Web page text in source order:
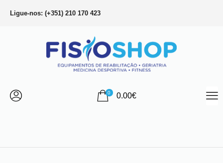
Ligue-nos: (+351) 210 170 423
0 0.00€